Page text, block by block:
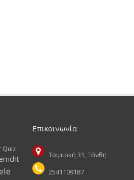
Quiz
Επικοινωνία
Τσιμισκή 31, Ξάνθη
2541109187